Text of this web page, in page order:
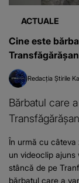
ACTUALE
Cine este
Redacția Știrile
Bărbatul care
În urmă cu câteva
un videoclip
stâncă de pe
bărbatul care a